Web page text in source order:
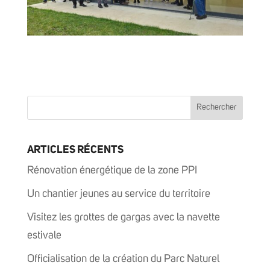
ARTICLES RÉCENTS
Rénovation énergétique de la zone PPI
Un chantier jeunes au service du territoire
Visitez les grottes de gargas avec la navette
estivale
Officialisation de la création du Parc Naturel